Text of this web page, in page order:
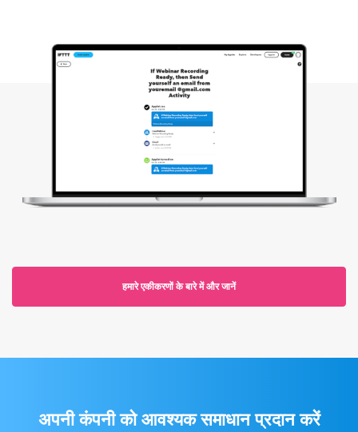
हमारे एकीकरणों के बारे में और जानें
अपनी कंपनी को आवश्यक समाधान प्रदान करें